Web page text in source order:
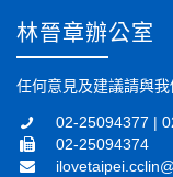
林晉章辦公室
任何意見及建議請與我
02-25094377 |
02-25094374